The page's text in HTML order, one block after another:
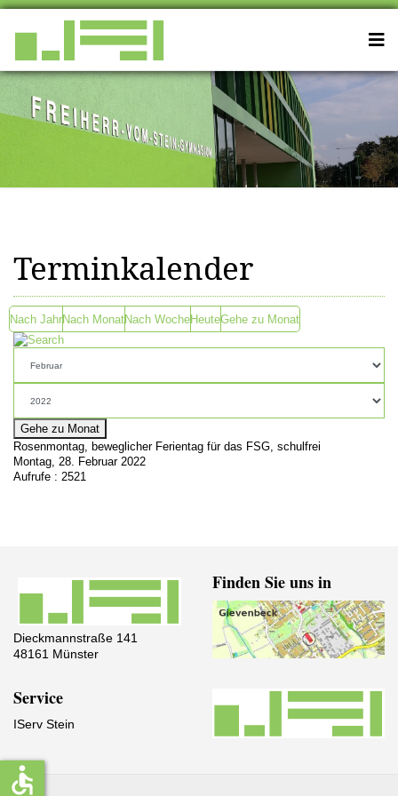
Terminkalender
Nach JahrNach MonatNach WocheHeuteGehe zu Monat
Gehe zu Monat
Rosenmontag, beweglicher Ferientag für das FSG, schulfrei
Montag, 28. Februar 2022
Aufrufe : 2521
Dieckmannstraße 141
48161 Münster
Finden Sie uns in
Service
IServ Stein
accessible